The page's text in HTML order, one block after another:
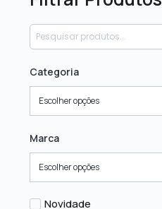
Categoria
Escolher opções
Marca
Escolher opções
Novidade